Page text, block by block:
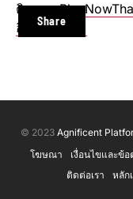
Share
ติดตาม
อินสตาแกรม
© 2023 Agnificent
โฆษณา เงื่อนไขและข้
ติดต่อเรา
หลัก